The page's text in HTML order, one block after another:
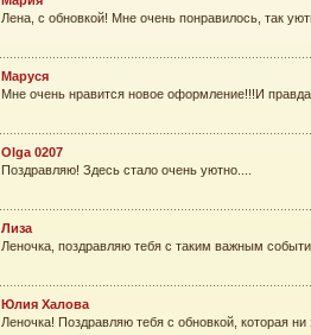
Лена, с обновкой! Мне очень понравилось, так
Маруся
Мне очень нравится новое оформление!!!И
Olga 0207
Поздравляю! Здесь стало очень уютно....
Лиза
Леночка, поздравляю тебя с таким важным
Юлия Халова
Леночка! Поздравляю тебя с обновкой, которая